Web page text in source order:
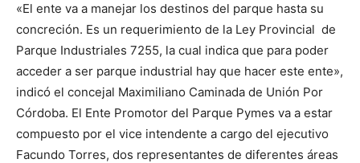
«El ente va a manejar los destinos del parque hasta su
concreción. Es un requerimiento de la Ley Provincial de
Parque Industriales 7255, la cual indica que para poder
acceder a ser parque industrial hay que hacer este ente»,
indicó el concejal Maximiliano Caminada de Unión Por
Córdoba. El Ente Promotor del Parque Pymes va a estar
compuesto por el vice intendente a cargo del ejecutivo
Facundo Torres, dos representantes de diferentes áreas